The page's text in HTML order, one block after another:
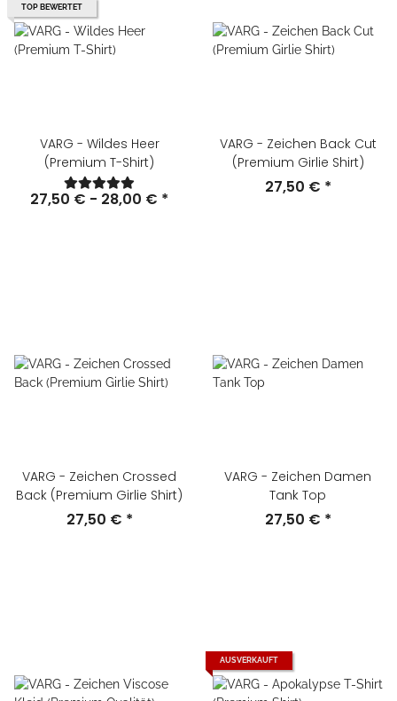
TOP BEWERTET
VARG - Wildes Heer
(Premium T-Shirt)
27,50 € - 28,00 € *
VARG - Zeichen Back Cut
(Premium Girlie Shirt)
27,50 € *
VARG - Zeichen Crossed
Back (Premium Girlie Shirt)
27,50 € *
VARG - Zeichen Damen
Tank Top
27,50 € *
AUSVERKAUFT